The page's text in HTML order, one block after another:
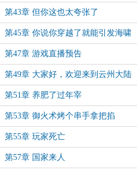
第43章 但你这也太夸张了
第45章 你说你穿越了就能引发海啸
第47章 游戏直播预告
第49章 大家好，欢迎来到云州大陆
第51章 养肥了过年宰
第53章 御火术烤个串手拿把掐
第55章 玩家死亡
第57章 国家来人